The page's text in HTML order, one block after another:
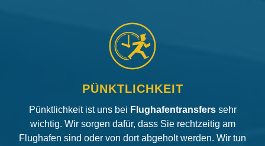
PÜNKTLICHKEIT
Pünktlichkeit ist uns bei Flughafentransfers sehr
wichtig. Wir sorgen dafür, dass Sie rechtzeitig am
Flughafen sind oder von dort abgeholt werden. Wir tun